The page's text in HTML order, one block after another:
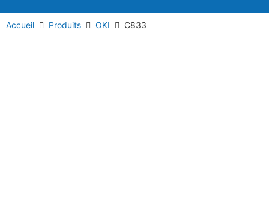
Accueil Produits OKI C833